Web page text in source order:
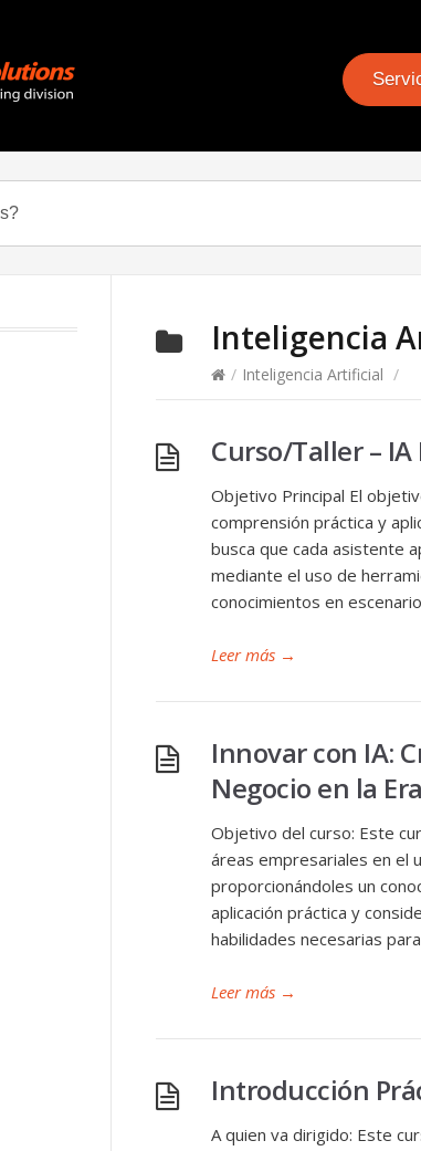
Inteligencia
/ Inteligencia Artificial /
Curso/Taller –
Objetivo Principal El
comprensión práctica y
busca que cada asistente
mediante el uso de
conocimientos en
Leer más →
Innovar con IA:
Negocio en la
Objetivo del curso: Este
áreas empresariales en el
proporcionándoles un
aplicación práctica y
habilidades necesarias
Leer más →
Introducción
A quien va dirigido: Este